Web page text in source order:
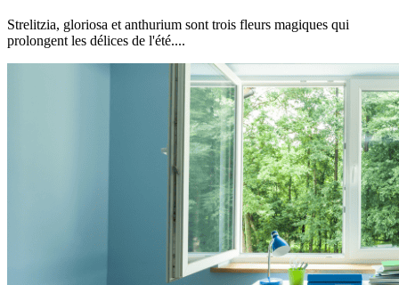
Strelitzia, gloriosa et anthurium sont trois fleurs magiques qui
prolongent les délices de l'été....